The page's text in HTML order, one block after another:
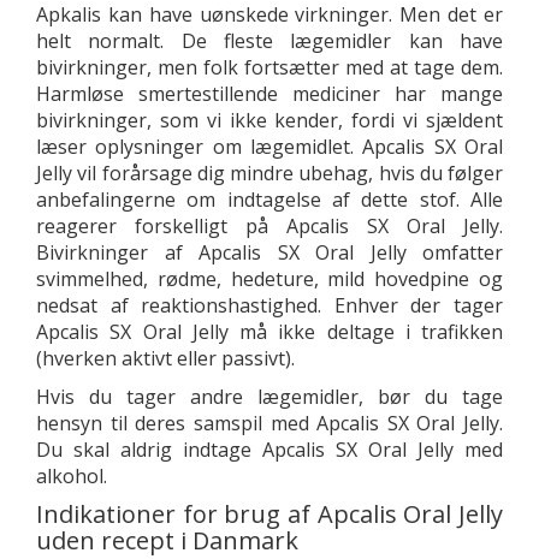
Apkalis kan have uønskede virkninger. Men det er
helt normalt. De fleste lægemidler kan have
bivirkninger, men folk fortsætter med at tage dem.
Harmløse smertestillende mediciner har mange
bivirkninger, som vi ikke kender, fordi vi sjældent
læser oplysninger om lægemidlet. Apcalis SX Oral
Jelly vil forårsage dig mindre ubehag, hvis du følger
anbefalingerne om indtagelse af dette stof. Alle
reagerer forskelligt på Apcalis SX Oral Jelly.
Bivirkninger af Apcalis SX Oral Jelly omfatter
svimmelhed, rødme, hedeture, mild hovedpine og
nedsat af reaktionshastighed. Enhver der tager
Apcalis SX Oral Jelly må ikke deltage i trafikken
(hverken aktivt eller passivt).
Hvis du tager andre lægemidler, bør du tage
hensyn til deres samspil med Apcalis SX Oral Jelly.
Du skal aldrig indtage Apcalis SX Oral Jelly med
alkohol.
Indikationer for brug af Apcalis Oral Jelly
uden recept i Danmark